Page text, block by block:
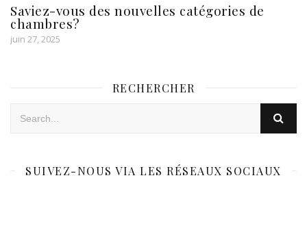
Saviez-vous des nouvelles catégories de
chambres?
juin 27, 2025
RECHERCHER
SUIVEZ-NOUS VIA LES RÉSEAUX SOCIAUX